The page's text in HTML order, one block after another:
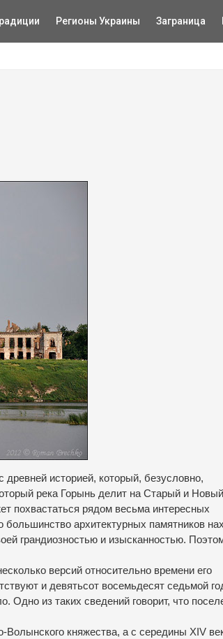
Регионы Украины Заграница
историей, который, безусловно,
река Горынь делит на Старый и
похвастаться рядом весьма интересных
большинство архитектурных памятников
грандиозностью и изысканностью.
версий относительно времени его
и девятьсот восемьдесят седьмой
Одно из таких сведений говорит, что
княжества, а с середины XIV